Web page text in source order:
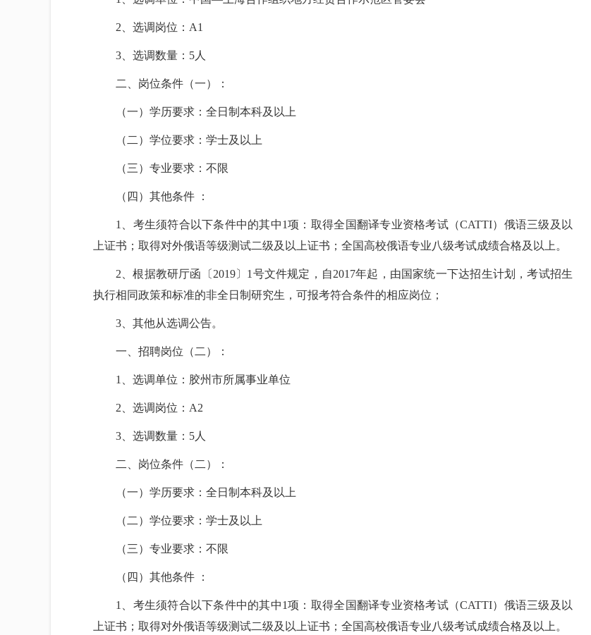
2、选调岗位：A1
3、选调数量：5人
二、岗位条件（一）：
（一）学历要求：全日制本科及以上
（二）学位要求：学士及以上
（三）专业要求：不限
（四）其他条件 ：
1、考生须符合以下条件中的其中1项：取得全国翻译专业资格考试（CATTI）俄语三级及以
上证书；取得对外俄语等级测试二级及以上证书；全国高校俄语专业八级考试成绩合格及以上。
2、根据教研厅函〔2019〕1号文件规定，自2017年起，由国家统一下达招生计划，考试招生
执行相同政策和标准的非全日制研究生，可报考符合条件的相应岗位；
3、其他从选调公告。
一、招聘岗位（二）：
1、选调单位：胶州市所属事业单位
2、选调岗位：A2
3、选调数量：5人
二、岗位条件（二）：
（一）学历要求：全日制本科及以上
（二）学位要求：学士及以上
（三）专业要求：不限
（四）其他条件 ：
1、考生须符合以下条件中的其中1项：取得全国翻译专业资格考试（CATTI）俄语三级及以
上证书；取得对外俄语等级测试二级及以上证书；全国高校俄语专业八级考试成绩合格及以上。